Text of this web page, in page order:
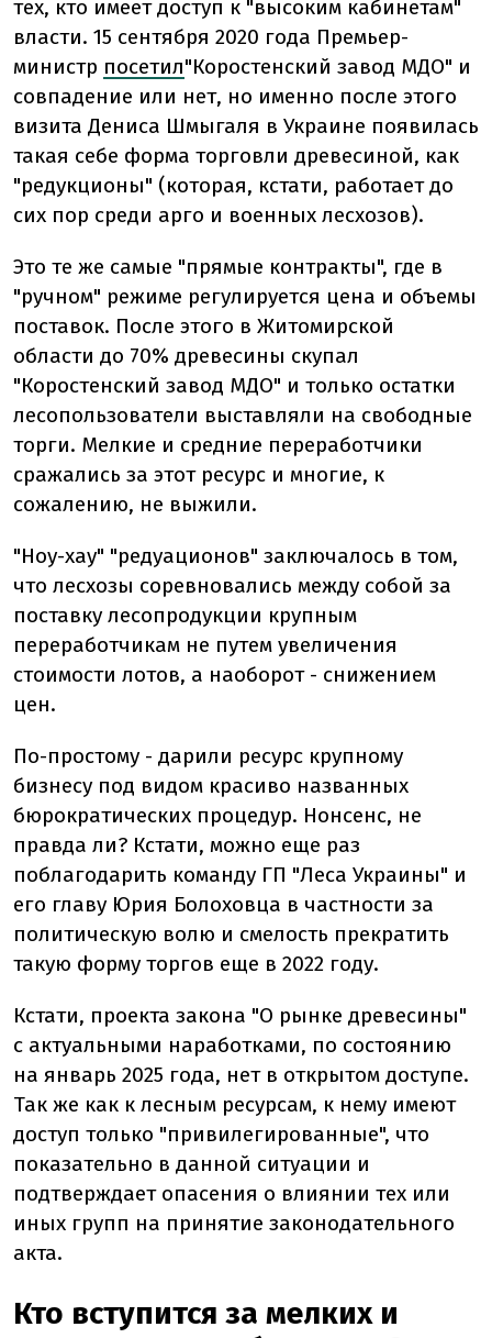
тех, кто имеет доступ к "высоким кабинетам"
власти. 15 сентября 2020 года Премьер-
министр посетил"Коростенский завод МДО" и
совпадение или нет, но именно после этого
визита Дениса Шмыгаля в Украине появилась
такая себе форма торговли древесиной, как
"редукционы" (которая, кстати, работает до
сих пор среди арго и военных лесхозов).
Это те же самые "прямые контракты", где в
"ручном" режиме регулируется цена и объемы
поставок. После этого в Житомирской
области до 70% древесины скупал
"Коростенский завод МДО" и только остатки
лесопользователи выставляли на свободные
торги. Мелкие и средние переработчики
сражались за этот ресурс и многие, к
сожалению, не выжили.
"Ноу-хау" "редуационов" заключалось в том,
что лесхозы соревновались между собой за
поставку лесопродукции крупным
переработчикам не путем увеличения
стоимости лотов, а наоборот - снижением
цен.
По-простому - дарили ресурс крупному
бизнесу под видом красиво названных
бюрократических процедур. Нонсенс, не
правда ли? Кстати, можно еще раз
поблагодарить команду ГП "Леса Украины" и
его главу Юрия Болоховца в частности за
политическую волю и смелость прекратить
такую форму торгов еще в 2022 году.
Кстати, проекта закона "О рынке древесины"
с актуальными наработками, по состоянию
на январь 2025 года, нет в открытом доступе.
Так же как к лесным ресурсам, к нему имеют
доступ только "привилегированные", что
показательно в данной ситуации и
подтверждает опасения о влиянии тех или
иных групп на принятие законодательного
акта.
Кто вступится за мелких и